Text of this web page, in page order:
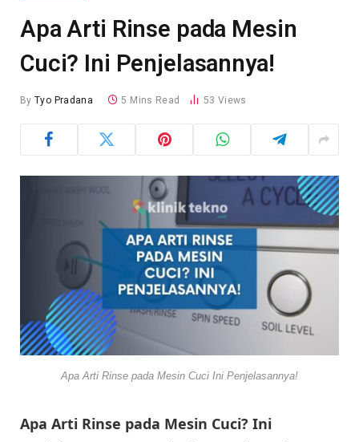
Apa Arti Rinse pada Mesin
Cuci? Ini Penjelasannya!
By Tyo Pradana 5 Mins Read 53 Views
Apa Arti Rinse pada Mesin Cuci Ini Penjelasannya!
Apa Arti Rinse pada Mesin Cuci? Ini